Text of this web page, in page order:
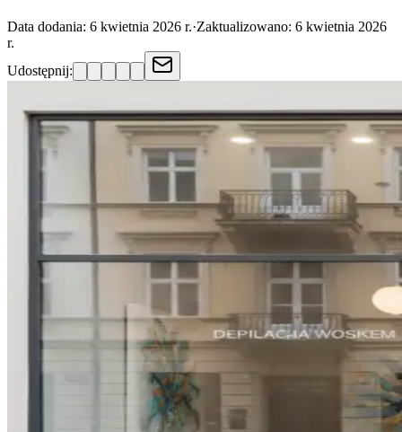
Data dodania: 6 kwietnia 2026 r.·Zaktualizowano: 6 kwietnia 2026
r.
Udostępnij: